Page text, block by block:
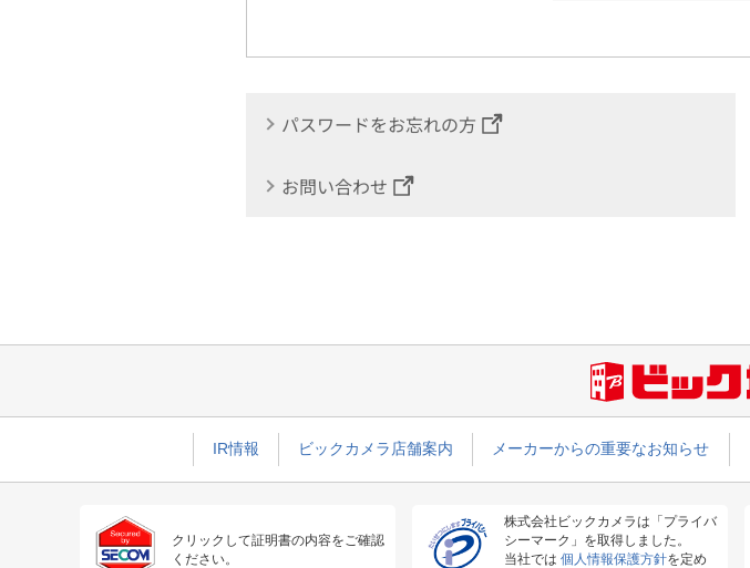
パスワードをお忘れの方
お問い合わせ
IR情報 ビックカメラ店舗案内 メーカーからの重要なお知らせ
クリックして証明書の内容をご確認
ください。
株式会社ビックカメラは「プライバ
シーマーク」を取得しました。
当社では 個人情報保護方針を定め